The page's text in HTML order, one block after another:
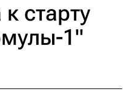
старту
1"